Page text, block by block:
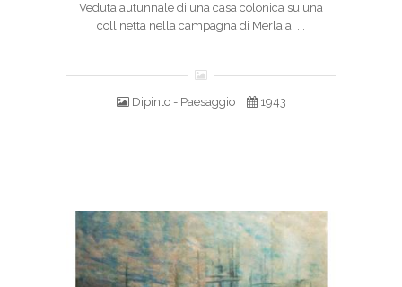
Veduta autunnale di una casa colonica su una
collinetta nella campagna di Merlaia. ...
Dipinto - Paesaggio 1943